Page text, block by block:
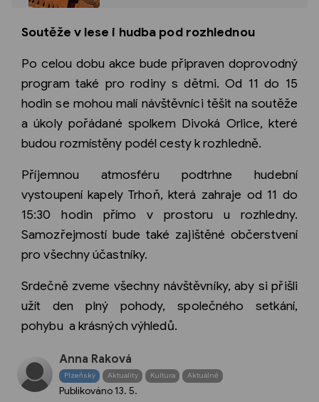
Soutěže v lese i hudba pod rozhlednou
Po celou dobu akce bude připraven doprovodný
program také pro rodiny s dětmi. Od 11 do 15
hodin se mohou malí návštěvníci těšit na soutěže
a úkoly pořádané spolkem Divoká Orlice, které
budou rozmístěny podél cesty k rozhledně.
Příjemnou atmosféru podtrhne hudební
vystoupení kapely Trhoň, která zahraje od 11 do
15:30 hodin přímo v prostoru u rozhledny.
Samozřejmostí bude také zajištěné občerstvení
pro všechny účastníky.
Srdečně zveme všechny návštěvníky, aby si přišli
užít den plný pohody, společného setkání,
pohybu a krásných výhledů.
Anna Raková
Plzeňský Aktuality Kultura Aktuálně
Publikováno 13. 5.